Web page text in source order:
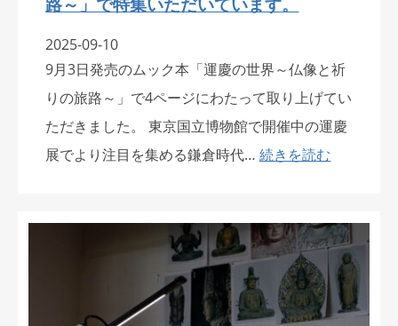
2025-09-10
9月3日発売のムック本「運慶の世界～仏像と祈
りの旅路～」で4ページにわたって取り上げてい
ただきました。 東京国立博物館で開催中の運慶
展でより注目を集める鎌倉時代…続きを読む